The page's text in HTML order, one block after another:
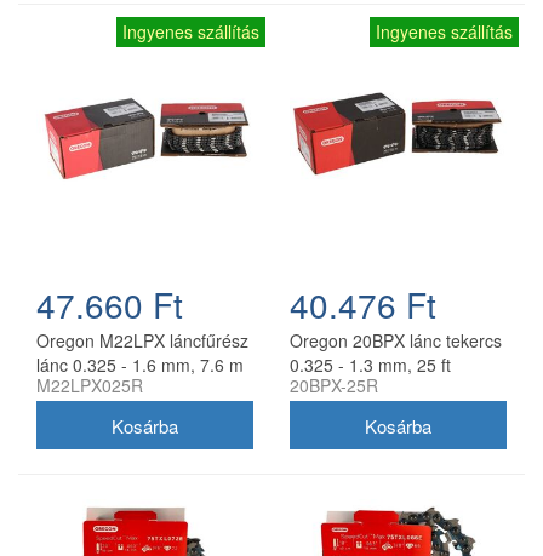
Ingyenes szállítás
47.660 Ft
Oregon M22LPX láncfűrész
lánc 0.325 - 1.6 mm, 7.6 m
tekercs
M22LPX025R
Ingyenes szállítás
40.476 Ft
Oregon 20BPX lánc tekercs
0.325 - 1.3 mm, 25 ft
20BPX-25R